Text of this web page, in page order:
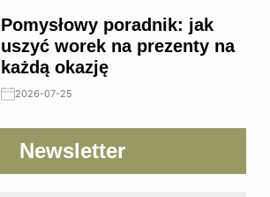
Pomysłowy poradnik: jak
uszyć worek na prezenty na
każdą okazję
2026-07-25
Newsletter